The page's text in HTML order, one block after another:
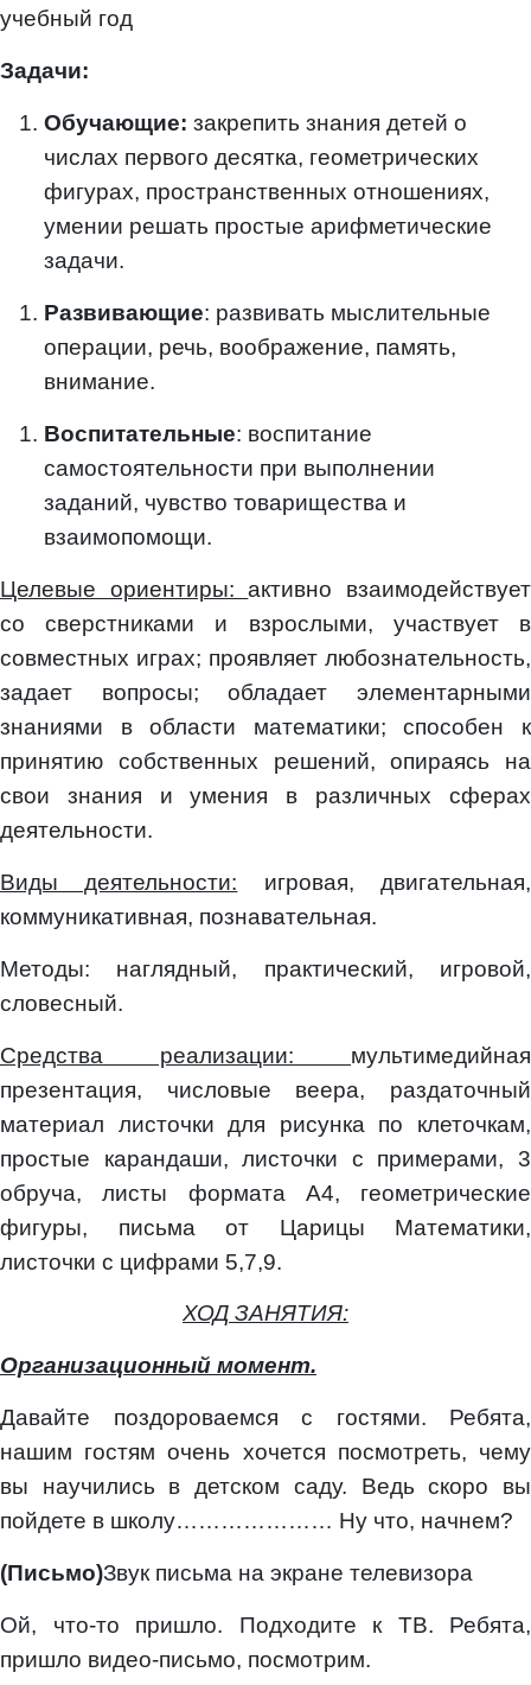
учебный год
Задачи:
Обучающие:закрепить знания детей о
числах первого десятка, геометрических
фигурах, пространственных отношениях,
умении решать простые арифметические
задачи.
Развивающие: развивать мыслительные
операции, речь, воображение, память,
внимание.
Воспитательные: воспитание
самостоятельности при выполнении
заданий, чувство товарищества и
взаимопомощи.
Целевые ориентиры:активно взаимодействует
со сверстниками и взрослыми, участвует в
совместных играх; проявляет любознательность,
задает вопросы; обладает элементарными
знаниями в области математики; способен к
принятию собственных решений, опираясь на
свои знания и умения в различных сферах
деятельности.
Виды деятельности: игровая, двигательная,
коммуникативная, познавательная.
Методы: наглядный, практический, игровой,
словесный.
Средства реализации: мультимедийная
презентация, числовые веера, раздаточный
материал листочки для рисунка по клеточкам,
простые карандаши, листочки с примерами, 3
обруча, листы формата А4, геометрические
фигуры, письма от Царицы Математики,
листочки с цифрами 5,7,9.
ХОД ЗАНЯТИЯ:
Организационный момент.
Давайте поздороваемся с гостями. Ребята,
нашим гостям очень хочется посмотреть, чему
вы научились в детском саду. Ведь скоро вы
пойдете в школу………………… Ну что, начнем?
(Письмо)Звук письма на экране телевизора
Ой, что-то пришло. Подходите к ТВ. Ребята,
пришло видео-письмо, посмотрим.